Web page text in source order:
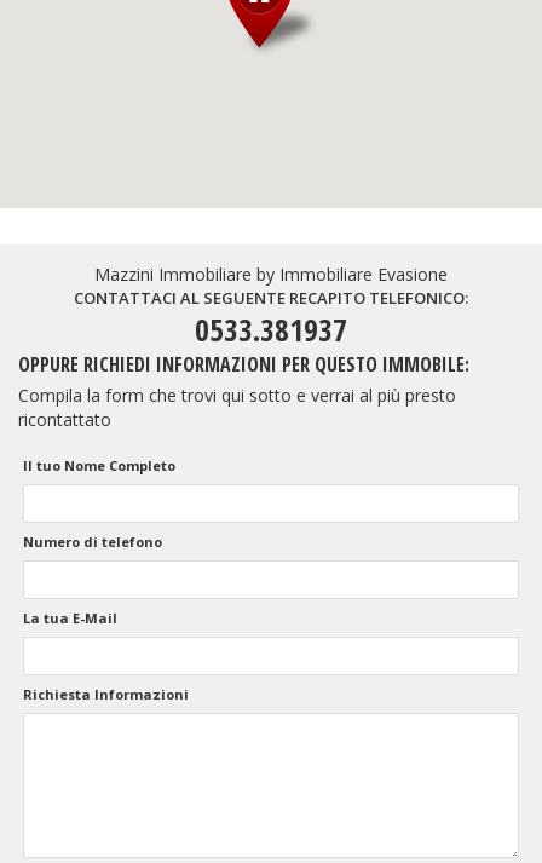
Mazzini Immobiliare by Immobiliare Evasione
CONTATTACI AL SEGUENTE RECAPITO TELEFONICO:
0533.381937
OPPURE RICHIEDI INFORMAZIONI PER QUESTO IMMOBILE:
Compila la form che trovi qui sotto e verrai al più presto
ricontattato
Il tuo Nome Completo
Numero di telefono
La tua E-Mail
Richiesta Informazioni